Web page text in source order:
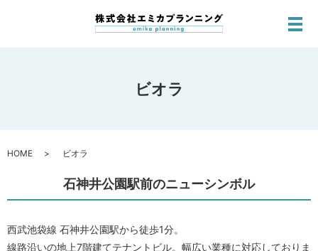
メ
ビオラ
HOME ビオラ
石神井公園駅前のニューシンボル
西武池袋線 石神井公園駅から徒歩1分。
線路沿いの地上7階建てテナントビル。幅広い業種に対応しておりま